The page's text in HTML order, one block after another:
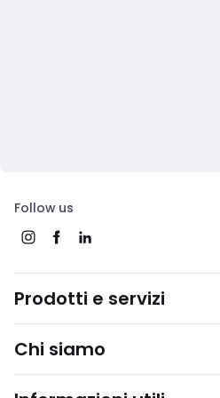
Follow us
Prodotti e servizi
Chi siamo